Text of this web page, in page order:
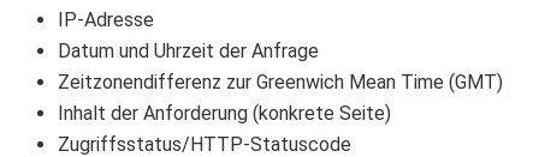
IP-Adresse
Datum und Uhrzeit der Anfrage
Zeitzonendifferenz zur Greenwich Mean Time (GMT)
Inhalt der Anforderung (konkrete Seite)
Zugriffsstatus/HTTP-Statuscode